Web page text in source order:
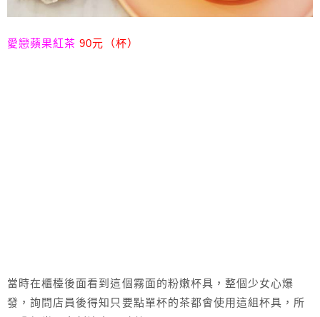
愛戀蘋果紅茶 90元（杯）
當時在櫃檯後面看到這個霧面的粉嫩杯具，整個少女心爆
發，詢問店員後得知只要點單杯的茶都會使用這組杯具，所